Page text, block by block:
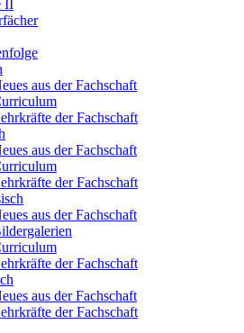
II
aus der Fachschaft
der Fachschaft
aus der Fachschaft
der Fachschaft
aus der Fachschaft
der Fachschaft
aus der Fachschaft
der Fachschaft